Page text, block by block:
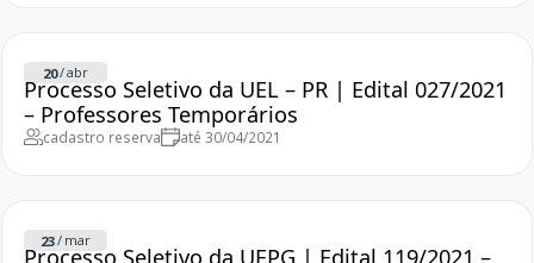
20/abr
Processo Seletivo da UEL – PR | Edital 027/2021
– Professores Temporários
cadastro reserva até 30/04/2021
23/ mar
Processo Seletivo da UEPG | Edital 119/2021 –